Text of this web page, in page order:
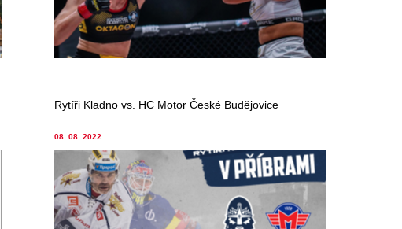
Rytíři Kladno vs. HC Motor České Budějovice
08. 08. 2022